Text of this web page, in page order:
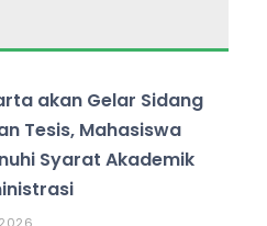
akan Gelar Sidang
Tesis, Mahasiswa
Syarat Akademik